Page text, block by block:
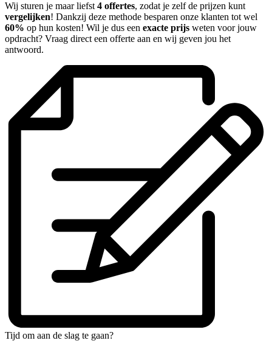
Wij sturen je maar liefst 4 offertes, zodat je zelf de prijzen kunt
vergelijken! Dankzij deze methode besparen onze klanten tot wel
60% op hun kosten! Wil je dus een exacte prijs weten voor jouw
opdracht? Vraag direct een offerte aan en wij geven jou het
antwoord.
Tijd om aan de slag te gaan?